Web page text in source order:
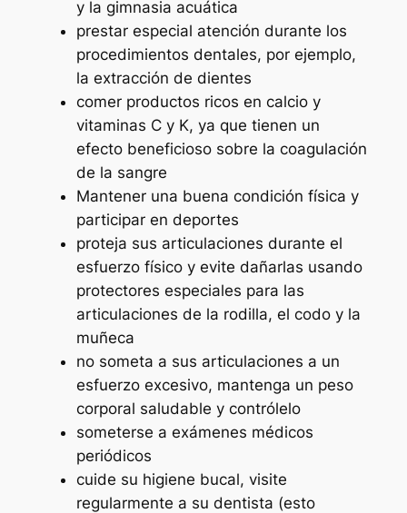
y la gimnasia acuática
prestar especial atención durante los
procedimientos dentales, por ejemplo,
la extracción de dientes
comer productos ricos en calcio y
vitaminas C y K, ya que tienen un
efecto beneficioso sobre la coagulación
de la sangre
Mantener una buena condición física y
participar en deportes
proteja sus articulaciones durante el
esfuerzo físico y evite dañarlas usando
protectores especiales para las
articulaciones de la rodilla, el codo y la
muñeca
no someta a sus articulaciones a un
esfuerzo excesivo, mantenga un peso
corporal saludable y contrólelo
someterse a exámenes médicos
periódicos
cuide su higiene bucal, visite
regularmente a su dentista (esto